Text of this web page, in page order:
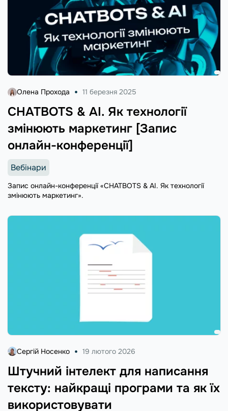
CHATBOTS & AI. Як технології
змінюють маркетинг [Запис
онлайн-конференції]
Олена Прохода 11 березня 2025
Вебінари
Запис онлайн-конференції «CHATBOTS & AI. Як технології
змінюють маркетинг».
Штучний інтелект для написання
тексту: найкращі програми та як їх
використовувати
Сергій Носенко 19 лютого 2026